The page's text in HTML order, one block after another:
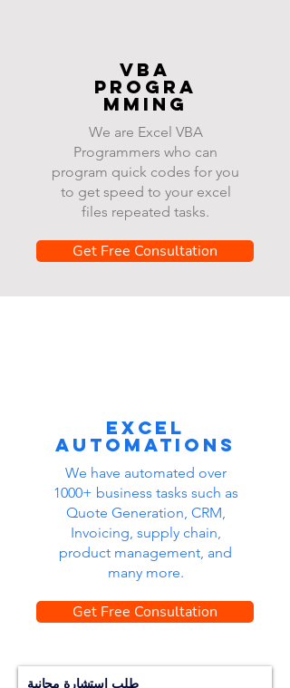
VBA
progra
mming
We are Excel VBA
Programmers who can
program quick codes for you
to get speed to your excel
files repeated tasks.
Get Free Consultation
Excel
automations
We have automated over
1000+ business tasks such as
Quote Generation, CRM,
Invoicing, supply chain,
product management, and
many more.
Get Free Consultation
طلب استشارة مجانية